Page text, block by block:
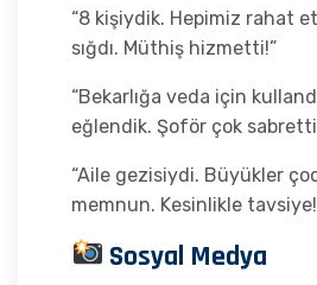
“8 kişiydik. Hepimiz rahat
sığdı. Müthiş hizmetti!”
“Bekarlığa veda için
eğlendik. Şoför çok
“Aile gezisiydi. Büyükler
memnun. Kesinlikle
Sosyal Medya